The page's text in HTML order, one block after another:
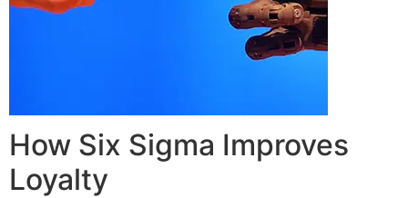
How Six Sigma Improves
Loyalty